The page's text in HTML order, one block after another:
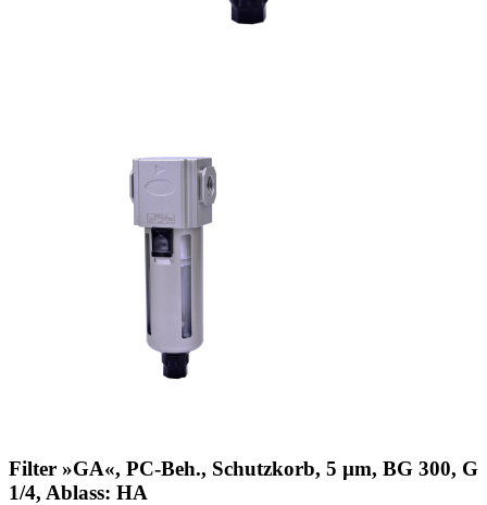
Filter »GA«, PC-Beh., Schutzkorb, 5 µm, BG 300, G
1/4, Ablass: HA